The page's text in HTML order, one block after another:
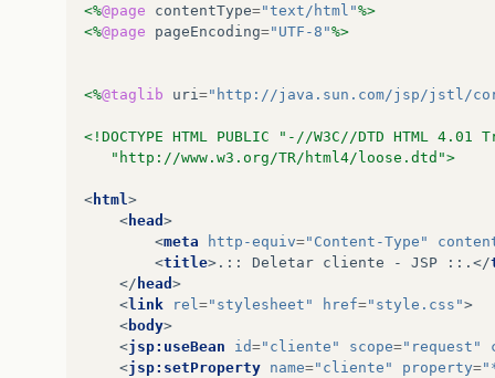
<%@page contentType="text/html"%>
<%@page pageEncoding="UTF-8"%>
<%@taglib uri ="http://java.sun.com/jsp/jstl/
<!DOCTYPE HTML PUBLIC "-//W3C//DTD HTML
   "http://www.w3.org/TR/html4/loose.dtd">
< html >
< head >
<meta http-equiv="Content-Type"
<title> .:: Deletar cliente - JSP ::. </
</ head >
<link rel ="stylesheet" href="style.css">
<body>
<jsp:useBean id="cliente" scope="request"
<jsp:setProperty name="cliente" property=